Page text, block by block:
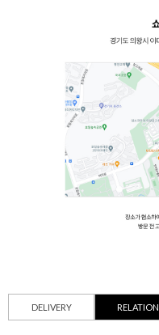
DELIVERY RELATION